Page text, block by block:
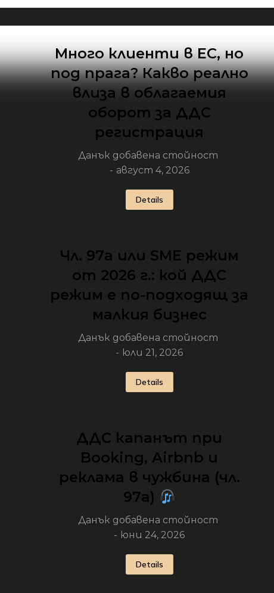
Много клиенти в ЕС, но
под прага? Какво реално
влиза в облагаемия
оборот за ДДС
регистрация
Данък добавена стойност
август 4, 2026
Details
Чл. 97а или SME режим
от 2026 г.: кой ДДС
режим е по-подходящ за
малкия бизнес
Данък добавена стойност
юли 21, 2026
Details
ДДС капанът при
Booking, Airbnb и
реклама в чужбина (чл.
97а)
Данък добавена стойност
юни 24, 2026
Details